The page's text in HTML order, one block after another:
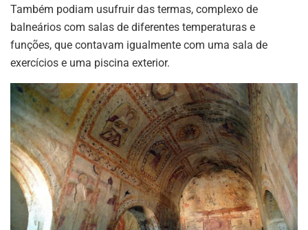
Também podiam usufruir das termas, complexo de
balneários com salas de diferentes temperaturas e
funções, que contavam igualmente com uma sala de
exercícios e uma piscina exterior.